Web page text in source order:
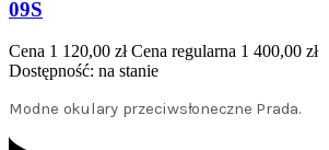
09S
Cena 1 120,00 zł Cena regularna 1 400,00 zł
Dostępność: na stanie
Modne okulary przeciwsłoneczne Prada.